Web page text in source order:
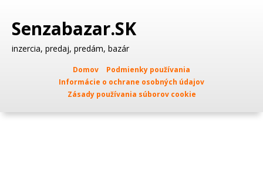
Senzabazar.SK
inzercia, predaj, predám, bazár
Domov
Podmienky používania
Informácie o ochrane osobných údajov
Zásady používania súborov cookie